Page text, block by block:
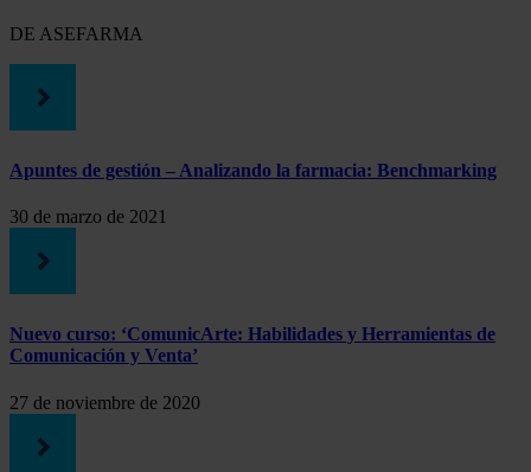
DE ASEFARMA
Apuntes de gestión – Analizando la farmacia: Benchmarking
30 de marzo de 2021
Nuevo curso: ‘ComunicArte: Habilidades y Herramientas de
Comunicación y Venta’
27 de noviembre de 2020